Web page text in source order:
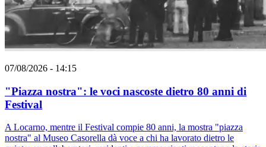
07/08/2026 - 14:15
"Piazza nostra": le voci nascoste dietro 80 anni di
Festival
A Locarno, mentre il Festival compie 80 anni, la mostra "piazza
nostra" al Museo Casorella dà voce a chi ha lavorato dietro le